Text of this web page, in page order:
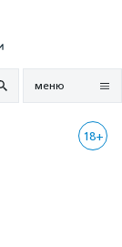
меню
18+